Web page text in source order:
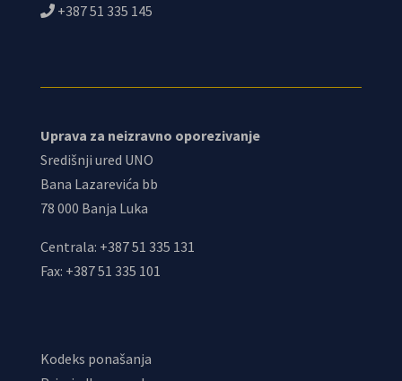
+387 51 335 145
Uprava za neizravno oporezivanje
Središnji ured UNO
Bana Lazarevića bb
78 000 Banja Luka
Centrala: +387 51 335 131
Fax: +387 51 335 101
Kodeks ponašanja